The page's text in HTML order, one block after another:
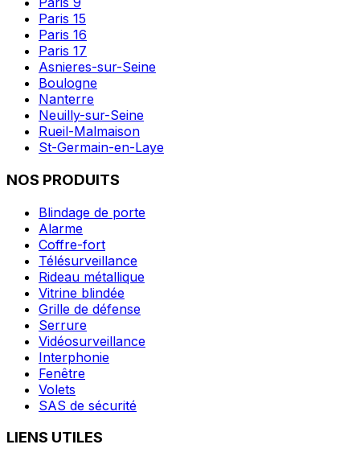
Paris 15
Paris 16
Paris 17
Asnieres-sur-Seine
Boulogne
Nanterre
Neuilly-sur-Seine
Rueil-Malmaison
St-Germain-en-Laye
NOS PRODUITS
Blindage de porte
Alarme
Coffre-fort
Télésurveillance
Rideau métallique
Vitrine blindée
Grille de défense
Serrure
Vidéosurveillance
Interphonie
Fenêtre
Volets
SAS de sécurité
LIENS UTILES